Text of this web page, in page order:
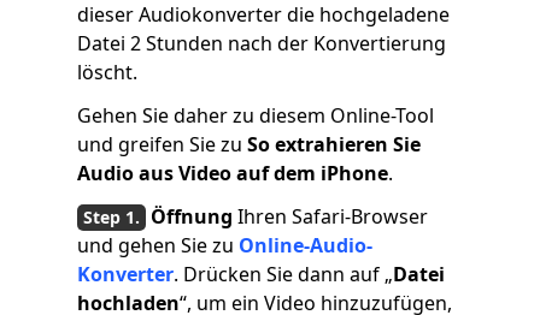
dieser Audiokonverter die hochgeladene
Datei 2 Stunden nach der Konvertierung
löscht.
Gehen Sie daher zu diesem Online-Tool
und greifen Sie zu So extrahieren Sie
Audio aus Video auf dem iPhone.
Öffnung Ihren Safari-Browser
und gehen Sie zu Online-Audio-
Konverter. Drücken Sie dann auf „Datei
hochladen“, um ein Video hinzuzufügen,